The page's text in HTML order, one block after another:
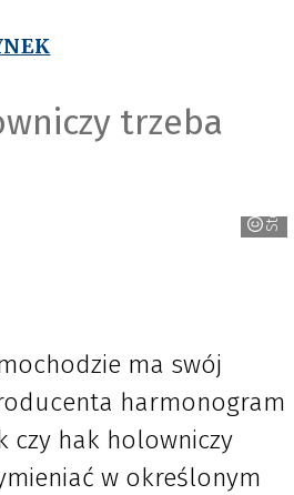
trzeba
Steinhof
ma swój
harmonogram
czy hak holowniczy
w określonym